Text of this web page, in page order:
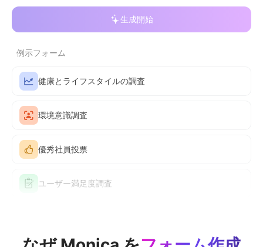
生成開始
例示フォーム
健康とライフスタイルの調査
環境意識調査
優秀社員投票
ユーザー満足度調査